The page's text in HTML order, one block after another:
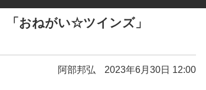
「おねがい☆ツインズ」
阿部邦弘 2023年6月30日 12:00